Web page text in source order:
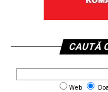
CAUTĂ
Web